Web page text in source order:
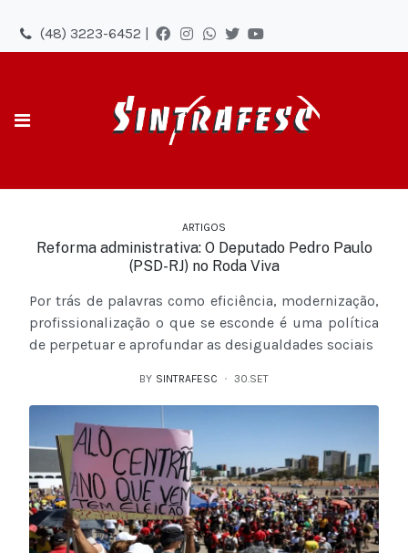
(48) 3223-6452 |
ARTIGOS
Reforma administrativa: O Deputado Pedro Paulo
(PSD-RJ) no Roda Viva
Por trás de palavras como eficiência, modernização,
profissionalização o que se esconde é uma política
de perpetuar e aprofundar as desigualdades sociais
BY SINTRAFESC 30.SET